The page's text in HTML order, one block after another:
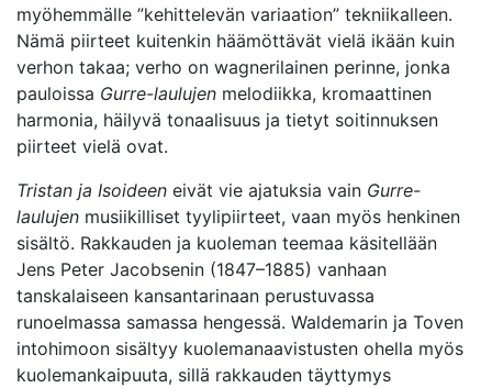
myöhemmälle ”kehittelevän variaation” tekniikalleen.
Nämä piirteet kuitenkin häämöttävät vielä ikään kuin
verhon takaa; verho on wagnerilainen perinne, jonka
pauloissa Gurre-laulujen melodiikka, kromaattinen
harmonia, häilyvä tonaalisuus ja tietyt soitinnuksen
piirteet vielä ovat.
Tristan ja Isoideen eivät vie ajatuksia vain Gurre-
laulujen musiikilliset tyylipiirteet, vaan myös henkinen
sisältö. Rakkauden ja kuoleman teemaa käsitellään
Jens Peter Jacobsenin (1847–1885) vanhaan
tanskalaiseen kansantarinaan perustuvassa
runoelmassa samassa hengessä. Waldemarin ja Toven
intohimoon sisältyy kuolemanaavistusten ohella myös
kuolemankaipuuta, sillä rakkauden täyttymys